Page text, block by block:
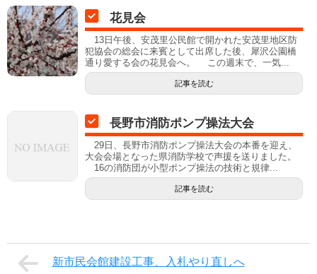
花見会
13日午後、安茂里公民館で開かれた安茂里地区防
犯協会の総会に来賓として出席した後、犀沢公園橋
通り愛する会の花見会へ。 この週末で、一気...
記事を読む
長野市消防ポンプ操法大会
29日、長野市消防ポンプ操法大会の本番を迎え、
大会会場となった県消防学校で声援を送りました。
16の消防団が小型ポンプ操法の技術と規律...
記事を読む
新市民会館建設工事、入札やり直しへ